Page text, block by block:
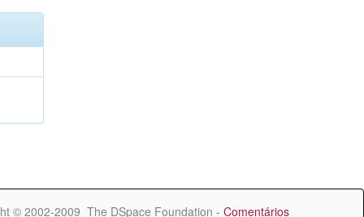
© 2002-2009 The DSpace Foundation - Comentários